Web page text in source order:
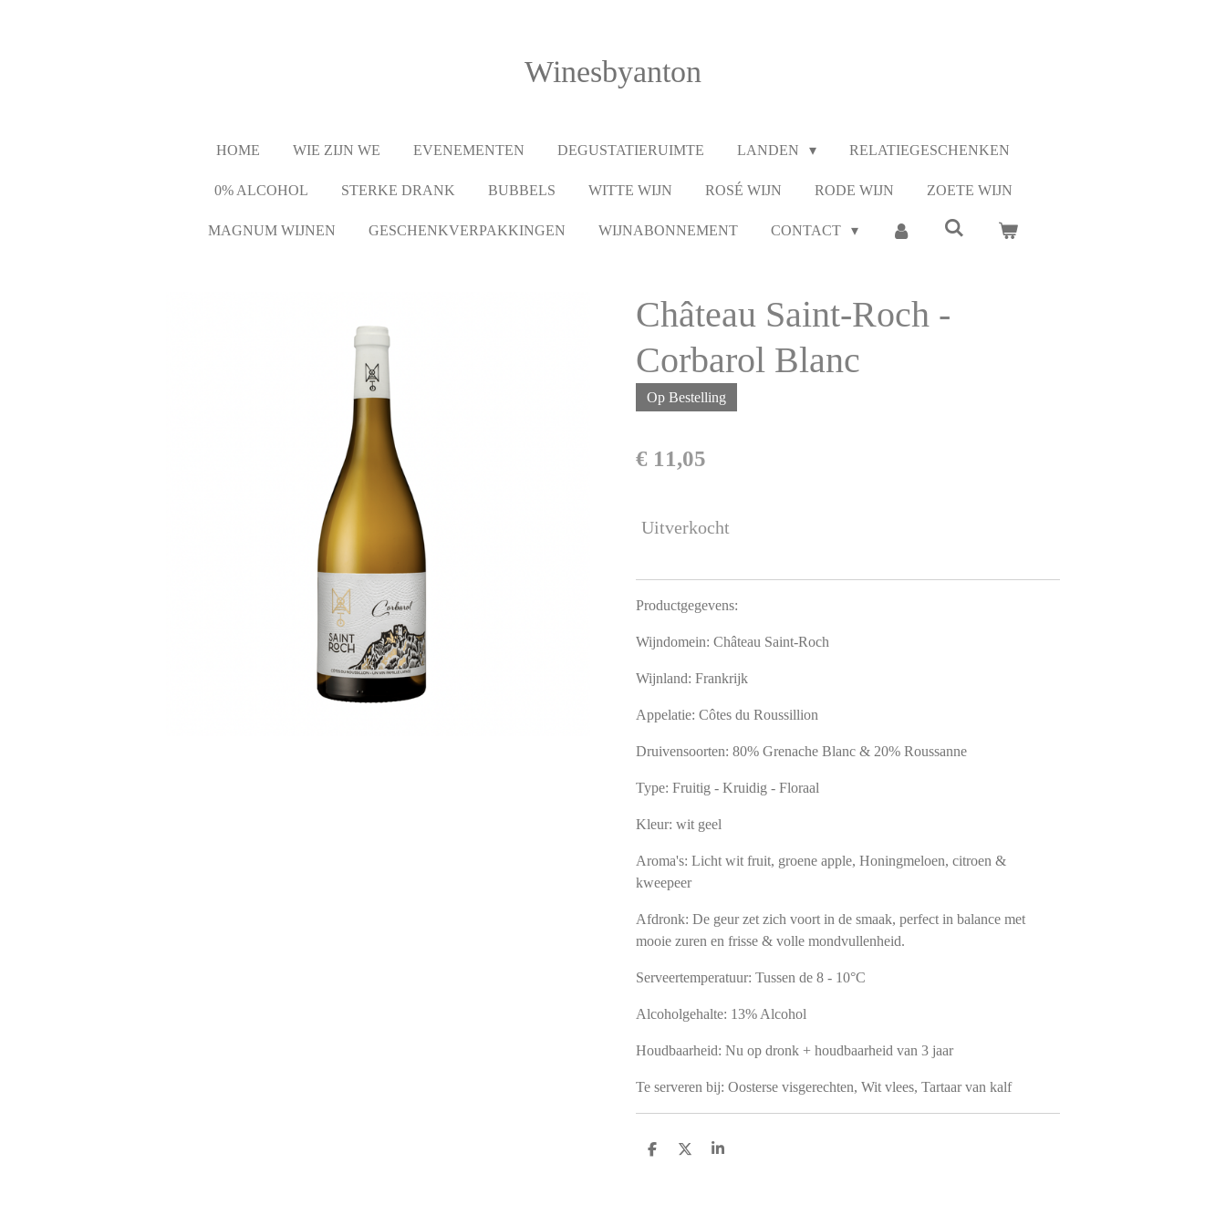
Winesbyanton
HOME WIE ZIJN WE EVENEMENTEN DEGUSTATIERUIMTE LANDEN RELATIEGESCHENKEN
0% ALCOHOL STERKE DRANK BUBBELS WITTE WIJN ROSÉ WIJN RODE WIJN ZOETE WIJN
MAGNUM WIJNEN GESCHENKVERPAKKINGEN WIJNABONNEMENT CONTACT
Château Saint-Roch -
Corbarol Blanc
Op Bestelling
€ 11,05
Uitverkocht
Productgegevens:
Wijndomein: Château Saint-Roch
Wijnland: Frankrijk
Appelatie: Côtes du Roussillion
Druivensoorten: 80% Grenache Blanc & 20% Roussanne
Type: Fruitig - Kruidig - Floraal
Kleur: wit geel
Aroma's: Licht wit fruit, groene apple, Honingmeloen, citroen &
kweepeer
Afdronk: De geur zet zich voort in de smaak, perfect in balance met
mooie zuren en frisse & volle mondvullenheid.
Serveertemperatuur: Tussen de 8 - 10°C
Alcoholgehalte: 13% Alcohol
Houdbaarheid: Nu op dronk + houdbaarheid van 3 jaar
Te serveren bij: Oosterse visgerechten, Wit vlees, Tartaar van kalf
D
D
S